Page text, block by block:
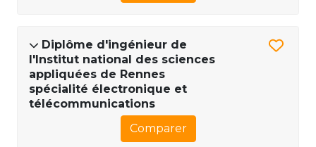
Diplôme d'ingénieur de
l'Institut national des sciences
appliquées de Rennes
spécialité électronique et
télécommunications
Comparer